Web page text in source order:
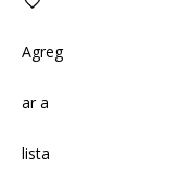
Agreg
ar a
lista